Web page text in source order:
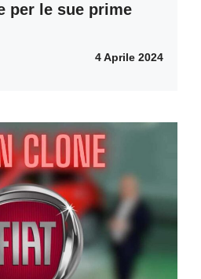
per le sue prime
4 Aprile 2024